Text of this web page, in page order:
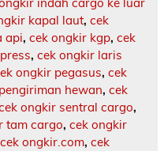
indah cargo ke luar
kapal laut, cek
api, cek ongkir kgp, cek
, cek ongkir laris
ongkir pegasus, cek
hewan, cek
ongkir sentral cargo,
tam cargo, cek ongkir
cek ongkir.com, cek